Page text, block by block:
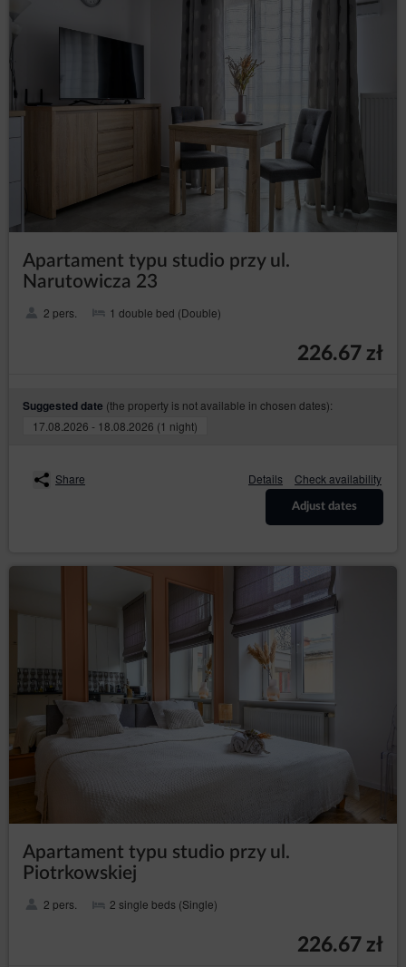
Apartament typu studio przy ul.
Narutowicza 23
2 pers. 1 double bed (Double)
226.67 zł
Suggested date (the property is not available in chosen dates):
17.08.2026 - 18.08.2026 (1 night)
Share Details Check availability
Adjust dates
Apartament typu studio przy ul.
Piotrkowskiej
2 pers. 2 single beds (Single)
226.67 zł